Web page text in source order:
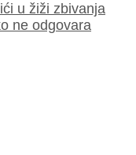
u žiži zbivanja
ne odgovara